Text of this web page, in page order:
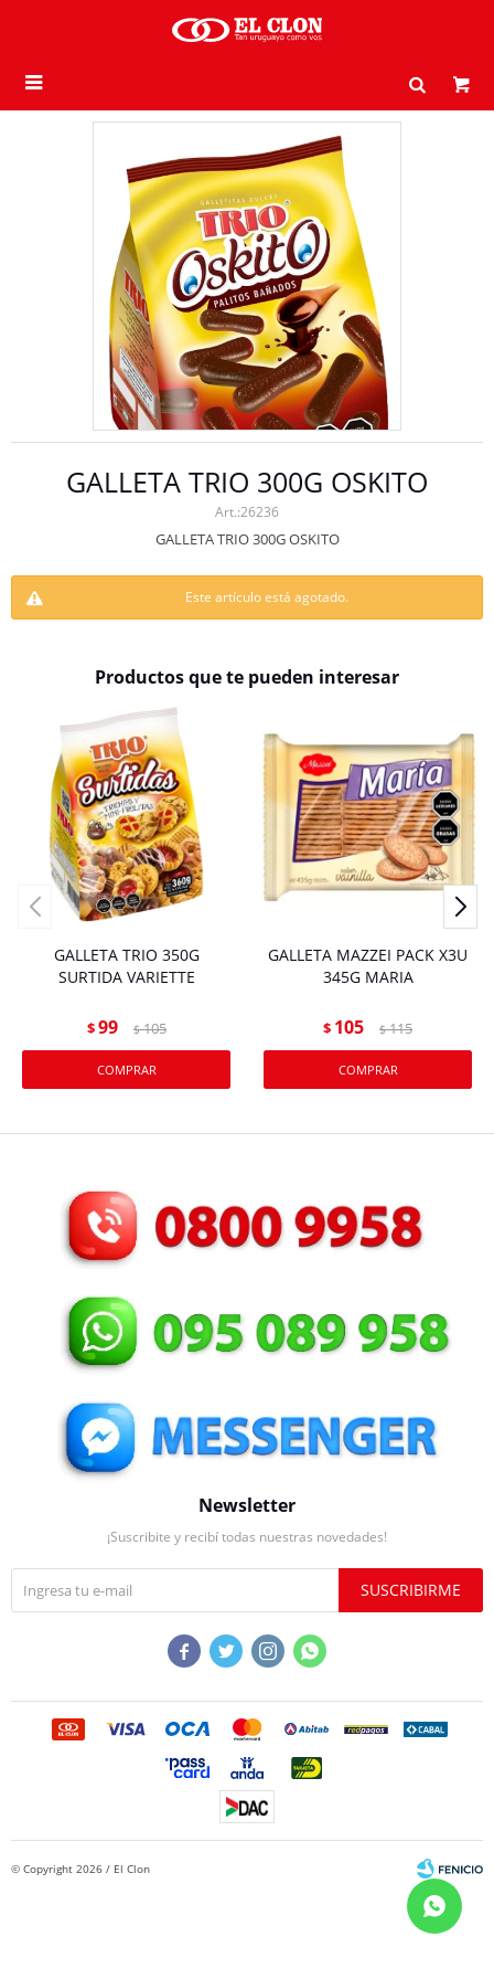

GALLETA TRIO 300G OSKITO
26236
GALLETA TRIO 300G OSKITO
Este artículo está agotado.
Productos que te pueden interesar
GALLETA TRIO 350G
SURTIDA VARIETTE
$99 $ 105
GALLETA MAZZEI PACK X3U
345G MARIA
$ 105 $ 115
Newsletter
¡Suscribite y recibí todas nuestras novedades!
SUSCRIBIRME
   
© Copyright 2026 / El Clon